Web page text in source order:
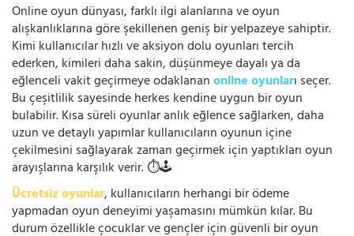
Online oyun dünyası, farklı ilgi alanlarına ve oyun
alışkanlıklarına göre şekillenen geniş bir yelpazeye sahiptir.
Kimi kullanıcılar hızlı ve aksiyon dolu oyunları tercih
ederken, kimileri daha sakin, düşünmeye dayalı ya da
eğlenceli vakit geçirmeye odaklananonline oyunları seçer.
Bu çeşitlilik sayesinde herkes kendine uygun bir oyun
bulabilir. Kısa süreli oyunlar anlık eğlence sağlarken, daha
uzun ve detaylı yapımlar kullanıcıların oyunun içine
çekilmesini sağlayarak zaman geçirmek için yaptıkları oyun
arayışlarına karşılık verir. ⏱️🕹️
Ücretsiz oyunlar, kullanıcıların herhangi bir ödeme
yapmadan oyun deneyimi yaşamasını mümkün kılar. Bu
durum özellikle çocuklar ve gençler için güvenli bir oyun